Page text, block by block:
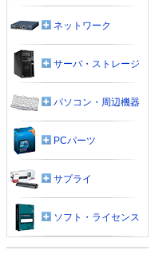
ネットワーク
サーバ・ストレージ
パソコン・周辺機器
PCパーツ
サプライ
ソフト・ライセンス